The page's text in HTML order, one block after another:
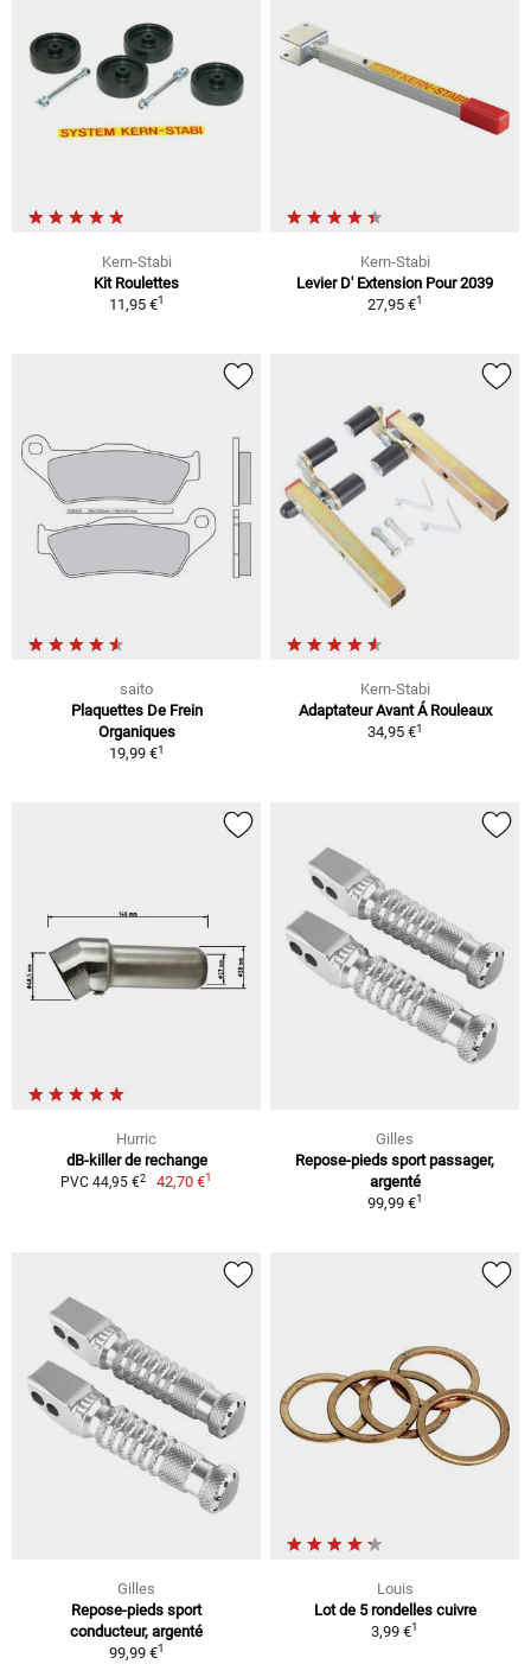
Kern-Stabi
Kit Roulettes
11,95 €1
Kern-Stabi
Levier D' Extension Pour 2039
27,95 €1
saito
Plaquettes De Frein
Organiques
19,99 €1
Kern-Stabi
Adaptateur Avant Á Rouleaux
34,95 €1
Hurric
dB-killer de rechange
PVC 44,95 €2 42,70 €1
Gilles
Repose-pieds sport passager,
argenté
99,99 €1
Gilles
Repose-pieds sport
conducteur, argenté
99,99 €1
Louis
Lot de 5 rondelles cuivre
3,99 €1